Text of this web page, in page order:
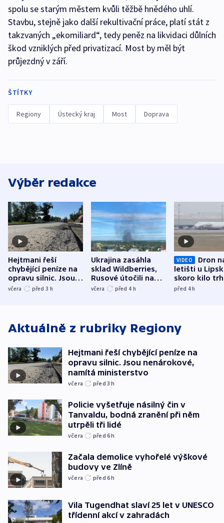
spolu se starým městem kvůli těžbě hnědého uhlí.
Stavbu, stejně jako další rekultivační práce, platí stát z
takzvaných „ekomiliard“, tedy peněz na likvidaci důlních
škod vzniklých před privatizací. Most by měl být
průjezdný v září.
ŠTÍTKY
Regiony Ústecký kraj Most Doprava
Výběr redakce
Hejtmani řeší
chybějící peníze na
opravu silnic. Jsou
nenárokové, namítá
včera před 3 h
Ukrajina zasáhla
sklad Wildberries,
Rusové útočili na
trh, hasiče či
včera před 4 h
VIDEO
Dron
letišti u
skoro kilo
indicie
před 4h
Aktuálně z rubriky Regiony
Hejtmani řeší chybějící peníze na
opravu silnic. Jsou nenárokové,
namítá ministerstvo
včera před 3h
Policie vyšetřuje násilný čin v
Tanvaldu, bodná zranění při něm
utrpěli tři lidé
včera před 6h
Začala demolice vyhořelé výškové
budovy ve Zlíně
včera před 6h
Vila Tugendhat slaví 25 let v UNESCO
třídenní akcí v zahradách